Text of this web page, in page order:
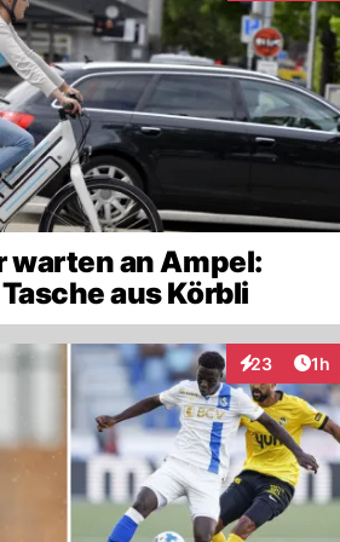
warten an Ampel:
aus Körbli
23
Interaktionen
1h